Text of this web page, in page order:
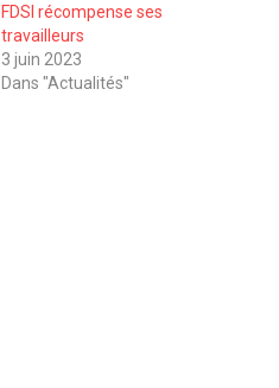
FDSI récompense ses
travailleurs
3 juin 2023
Dans "Actualités"